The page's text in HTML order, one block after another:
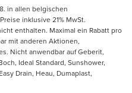
in allen belgischen
inklusive 21% MwSt.
enthalten. Maximal ein Rabatt pro
mit anderen Aktionen,
Nicht anwendbar auf Geberit,
Ideal Standard, Sunshower,
Drain, Heau, Dumaplast,